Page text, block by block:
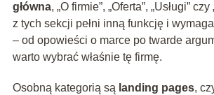
główna, „O firmie”, „Oferta”, „Usługi”
z tych sekcji pełni inną funkcję i
– od opowieści o marce po twarde
warto wybrać właśnie tę firmę.
Osobną kategorią są landing pages,